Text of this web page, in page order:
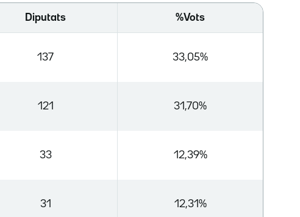
Diputats %Vots
137 33,05%
121 31,70%
33 12,39%
31 12,31%